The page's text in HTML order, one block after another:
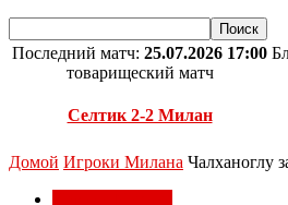
Последний матч: 25.07.2026 17:00
товарищеский матч
Селтик 2-2 Милан
Домой Игроки Милана Чалханоглу